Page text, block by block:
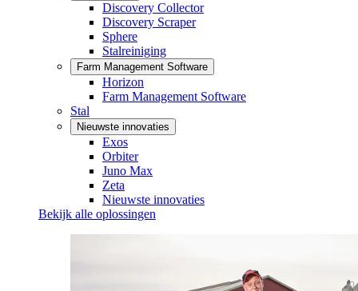
Discovery Collector
Discovery Scraper
Sphere
Stalreiniging
Farm Management Software
Horizon
Farm Management Software
Stal
Nieuwste innovaties
Exos
Orbiter
Juno Max
Zeta
Nieuwste innovaties
Bekijk alle oplossingen